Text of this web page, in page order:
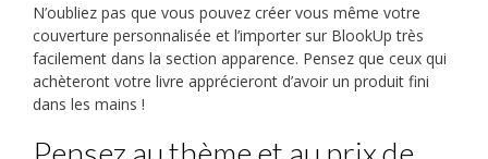
N’oubliez pas que vous pouvez créer vous même votre
couverture personnalisée et l’importer sur BlookUp très
facilement dans la section apparence. Pensez que ceux qui
achèteront votre livre apprécieront d’avoir un produit fini
dans les mains !